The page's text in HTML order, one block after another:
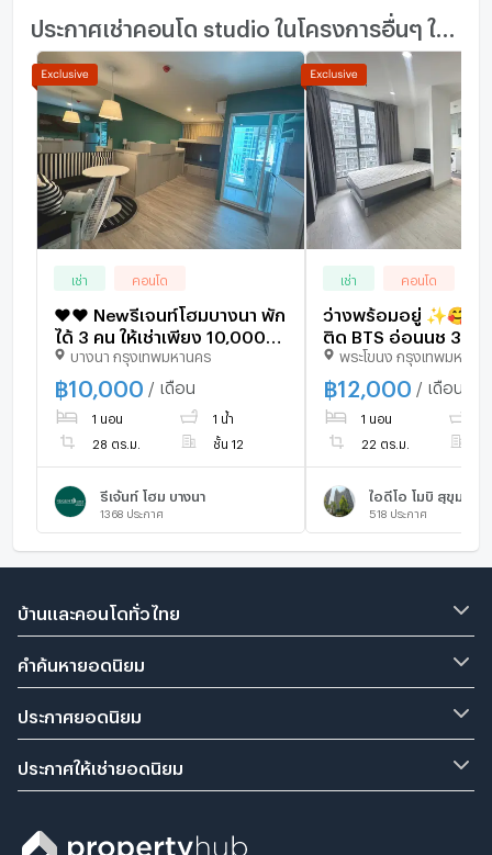
ประกาศเช่าคอนโด studio ในโครงการอื่นๆ ใกล้เคียง
เช่า คอนโด
♥️♥️ Newรีเจนท์โฮม​บางนา พัก
ได้ 3 คน ให้เช่าเพียง 10,000
บาท เครื่องใช้ไฟฟ้าครบ New
Regent home Bts Bangna 🥰
🥰
บางนา กรุงเทพมหานคร
฿10,000 / เดือน
1 นอน 1 น้ำ
28 ตร.ม. ชั้น 12
รีเจ้นท์ โฮม บางนา
1368 ประกาศ
เช่า คอนโด
ว่างพร้อมอยู่ ✨🥰
ติด BTS อ่อนนุช 30 m
Mobi Sukhumvit 81
line id:katk03
พระโขนง กรุงเทพมหานค
฿12,000 / เดือน
1 นอน
22 ตร.ม.
ไอดีโอ โมบิ สุขุมวิท
518 ประกาศ
บ้านและคอนโดทั่วไทย
คำค้นหายอดนิยม
ประกาศยอดนิยม
ประกาศให้เช่ายอดนิยม